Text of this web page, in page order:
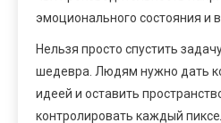
эмоционального состояния и
Нельзя просто спустить
шедевра. Людям нужно дать
идеей и оставить
контролировать каждый